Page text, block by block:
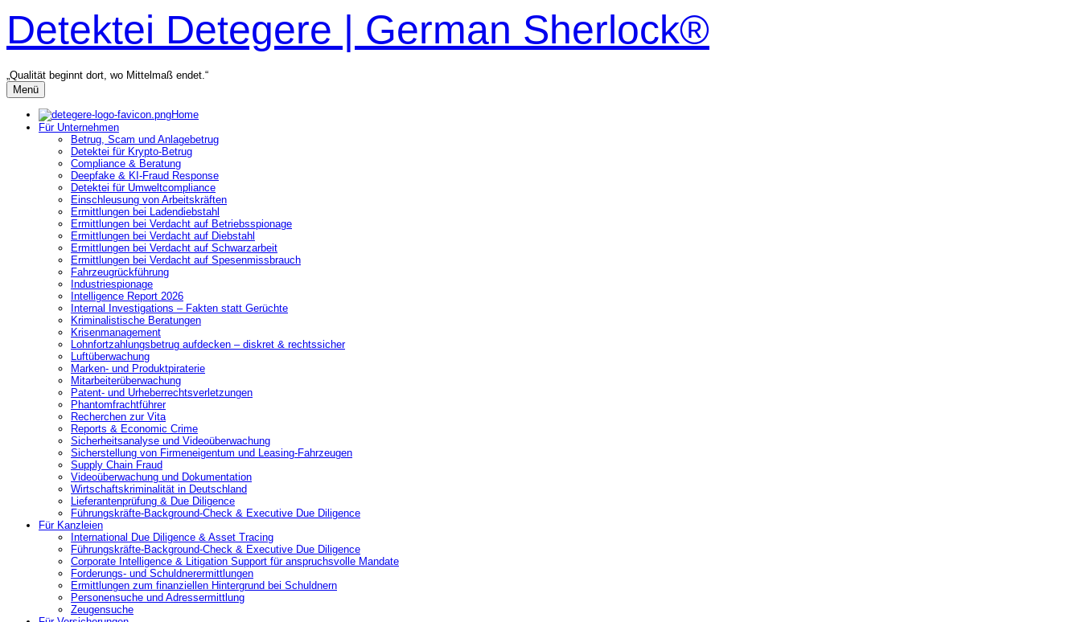
Inhalt
überspringen
Detektei Detegere | German Sherlock®
„Qualität beginnt dort, wo Mittelmaß endet.“
Menü
Home
Für Unternehmen
Betrug, Scam und Anlagebetrug
Detektei für Krypto-Betrug
Compliance & Beratung
Deepfake & KI-Fraud Response
Detektei für Umweltcompliance
Einschleusung von Arbeitskräften
Ermittlungen bei Ladendiebstahl
Ermittlungen bei Verdacht auf Betriebsspionage
Ermittlungen bei Verdacht auf Diebstahl
Ermittlungen bei Verdacht auf Schwarzarbeit
Ermittlungen bei Verdacht auf Spesenmissbrauch
Fahrzeugrückführung
Industriespionage
Intelligence Report 2026
Internal Investigations – Fakten statt Gerüchte
Kriminalistische Beratungen
Krisenmanagement
Lohnfortzahlungsbetrug aufdecken – diskret & rechtssicher
Luftüberwachung
Marken- und Produktpiraterie
Mitarbeiterüberwachung
Patent- und Urheberrechtsverletzungen
Phantomfrachtführer
Recherchen zur Vita
Reports & Economic Crime
Sicherheitsanalyse und Videoüberwachung
Sicherstellung von Firmeneigentum und Leasing-Fahrzeugen
Supply Chain Fraud
Videoüberwachung und Dokumentation
Wirtschaftskriminalität in Deutschland
Lieferantenprüfung & Due Diligence
Führungskräfte-Background-Check & Executive Due Diligence
Für Kanzleien
International Due Diligence & Asset Tracing
Führungskräfte-Background-Check & Executive Due Diligence
Corporate Intelligence & Litigation Support für anspruchsvolle Mandate
Forderungs- und Schuldnerermittlungen
Ermittlungen zum finanziellen Hintergrund bei Schuldnern
Personensuche und Adressermittlung
Zeugensuche